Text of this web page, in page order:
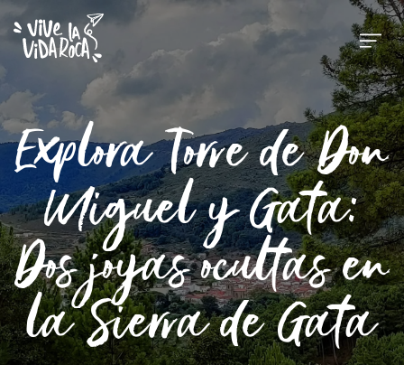
Explora Torre de Don
Miguel y Gata:
Dos joyas ocultas en
la Sierra de Gata